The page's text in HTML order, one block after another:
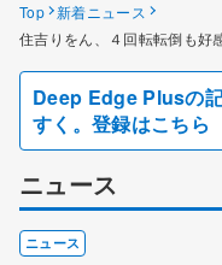
Top 新着ニュース
住吉りをん、４回転転倒も
Deep Edge Plusの
すく。登録はこちら
ニュース
ニュース